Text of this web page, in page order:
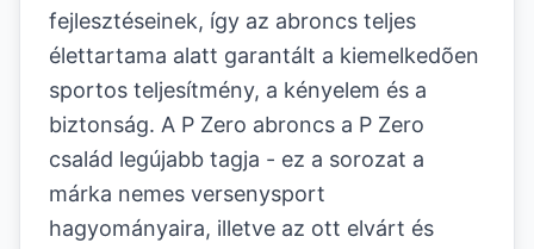
fejlesztéseinek, így az abroncs teljes
élettartama alatt garantált a kiemelkedõen
sportos teljesítmény, a kényelem és a
biztonság. A P Zero abroncs a P Zero
család legújabb tagja - ez a sorozat a
márka nemes versenysport
hagyományaira, illetve az ott elvárt és